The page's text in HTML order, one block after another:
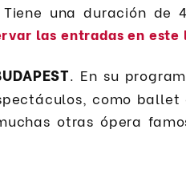
una duración de
las entradas en este
. En su
como ballet
otras ópera